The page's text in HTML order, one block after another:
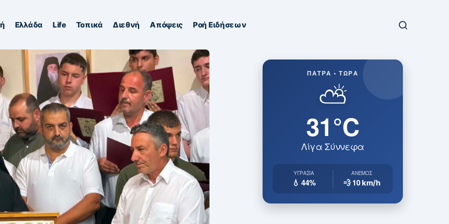
Ελλάδα Life Τοπικά Διεθνή Απόψεις Ροή Ειδήσεων
ΠΆΤΡΑ • ΤΏΡΑ
⛅
31°C
Λίγα Σύννεφα
ΥΓΡΑΣΊΑ
💧 44%
ΆΝΕΜΟΣ
💨 10km/h